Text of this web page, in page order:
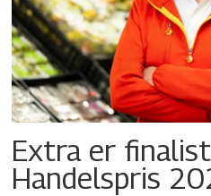
Extra er
Handelspris